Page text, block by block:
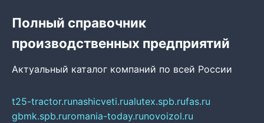
Полный справочник
производственных предприятий
Актуальный каталог компаний по всей России
t25-tractor.runashicveti.rualutex.spb.rufas.ru
gbmk.spb.ruromania-today.runovoizol.ru